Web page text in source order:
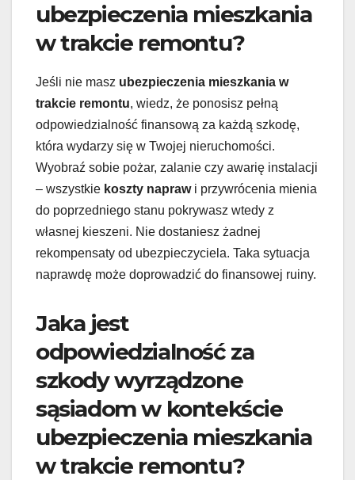
ubezpieczenia mieszkania
w trakcie remontu?
Jeśli nie masz ubezpieczenia mieszkania w
trakcie remontu, wiedz, że ponosisz pełną
odpowiedzialność finansową za każdą szkodę,
która wydarzy się w Twojej nieruchomości.
Wyobraź sobie pożar, zalanie czy awarię instalacji
– wszystkie koszty naprawi przywrócenia mienia
do poprzedniego stanu pokrywasz wtedy z
własnej kieszeni. Nie dostaniesz żadnej
rekompensaty od ubezpieczyciela. Taka sytuacja
naprawdę może doprowadzić do finansowej ruiny.
Jaka jest
odpowiedzialność za
szkody wyrządzone
sąsiadom w kontekście
ubezpieczenia mieszkania
w trakcie remontu?